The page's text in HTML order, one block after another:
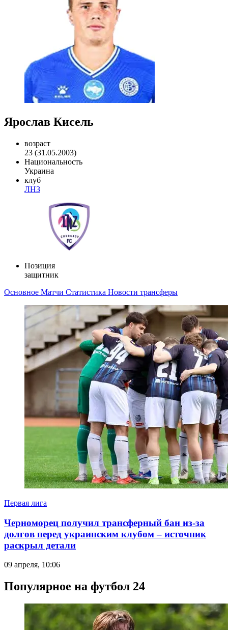
Ярослав Кисель
возраст
23 (31.05.2003)
Национальность
Украина
клуб
ЛНЗ
Позиция
защитник
Основное Матчи Статистика Новости трансферы
Первая лига
Черноморец получил трансферный бан из-за
долгов перед украинским клубом – источник
раскрыл детали
09 апреля, 10:06
Популярное на футбол 24